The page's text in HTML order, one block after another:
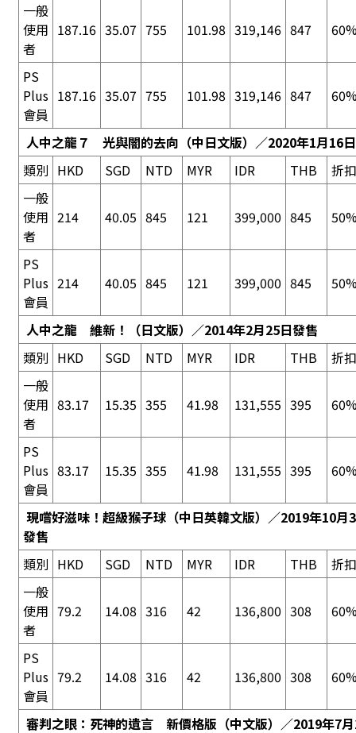
一般
使用
者
187.16 35.07 755 101.98 319,146 847
PS
Plus
會員
187.16 35.07 755 101.98 319,146 847
人中之龍７ 光與闇的去向 （中日文版）／2020年1月16
類別 HKD SGD NTD MYR IDR THB
折
一般
使用
者
214 40.05 845 121 399,000 845
PS
Plus
會員
214 40.05 845 121 399,000 845
人中之龍 維新！
（日文版）／2014年2月25日發售
類別 HKD SGD NTD MYR IDR THB
折
一般
使用
者
83.17 15.35 355 41.98 131,555 395
PS
Plus
會員
83.17 15.35 355 41.98 131,555 395
現嚐好滋味！超級猴子球（中日英韓文版）／2019年10月
發售
類別 HKD SGD NTD MYR IDR THB
折
一般
使用
者
79.2 14.08 316 42 136,800 308
PS
Plus
會員
79.2 14.08 316 42 136,800 308
審判之眼：死神的遺言新價格版（中文版）／2019年7